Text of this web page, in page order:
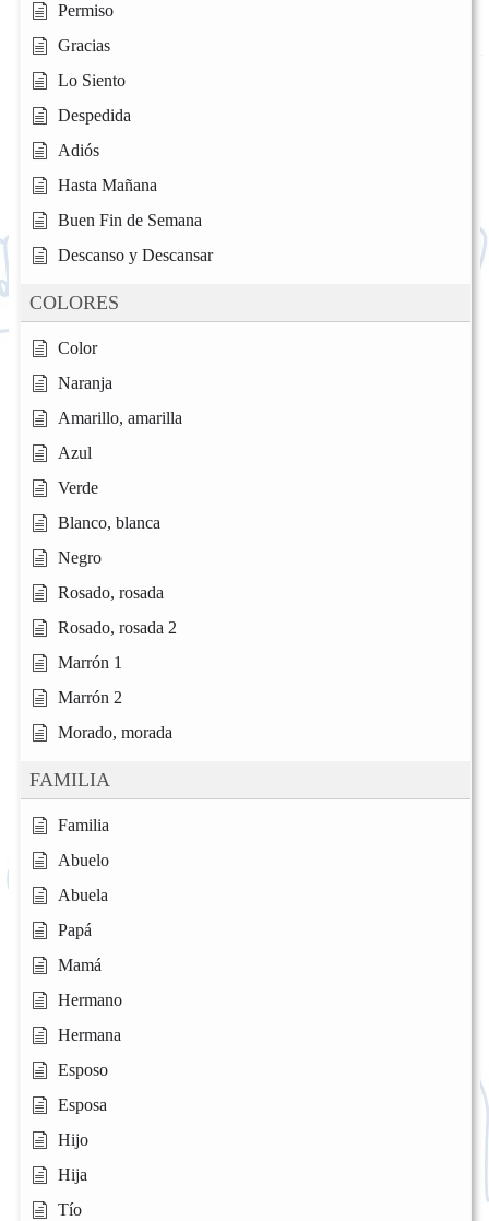
Permiso
Gracias
Lo Siento
Despedida
Adiós
Hasta Mañana
Buen Fin de Semana
Descanso y Descansar
COLORES
Color
Naranja
Amarillo, amarilla
Azul
Verde
Blanco, blanca
Negro
Rosado, rosada
Rosado, rosada 2
Marrón 1
Marrón 2
Morado, morada
FAMILIA
Familia
Abuelo
Abuela
Papá
Mamá
Hermano
Hermana
Esposo
Esposa
Hijo
Hija
Tío